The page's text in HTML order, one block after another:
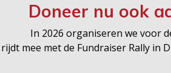
Doneer nu ook
In 2026 organiseren we voor
mee met de Fundraiser Rally in